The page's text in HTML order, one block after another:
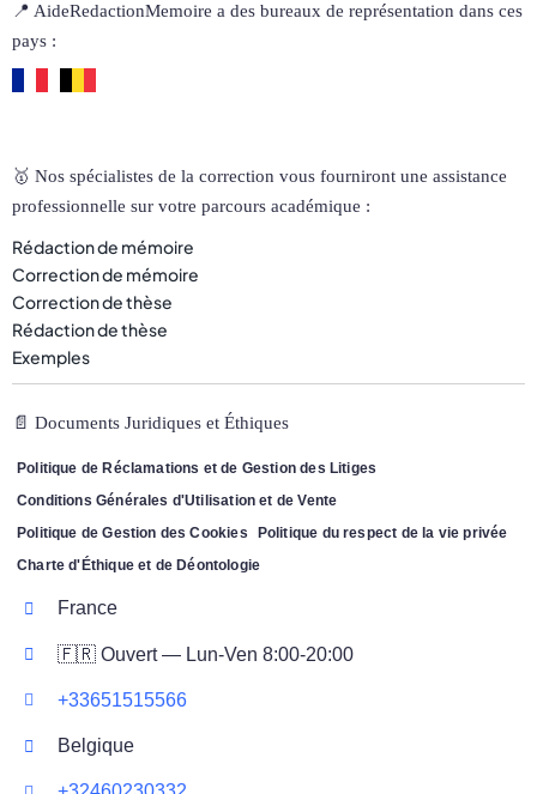
📍 AideRedactionMemoire a des bureaux de représentation dans ces
pays :
🥇 Nos spécialistes de la correction vous fourniront une assistance
professionnelle sur votre parcours académique :
Rédaction de mémoire
Correction de mémoire
Correction de thèse
Rédaction de thèse
Exemples
📄 Documents Juridiques et Éthiques
Politique de Réclamations et de Gestion des Litiges
Conditions Générales d'Utilisation et de Vente
Politique de Gestion des Cookies
Politique du respect de la vie privée
Charte d'Éthique et de Déontologie
France
🇫🇷 Ouvert — Lun-Ven 8:00-20:00
+33651515566
Belgique